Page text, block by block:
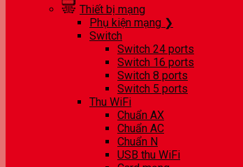
Thiết bị mạng
Phụ kiện mạng ❯
Switch
Switch 24 ports
Switch 16 ports
Switch 8 ports
Switch 5 ports
Thu WiFi
Chuẩn AX
Chuẩn AC
Chuẩn N
USB thu WiFi